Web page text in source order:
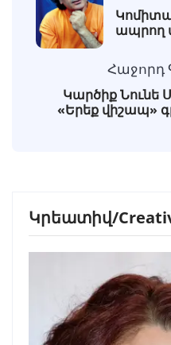
ապրող
Հաջորդ
Կարծիք Նունե
«Երեք վիշապ»
Կրեատիվ/